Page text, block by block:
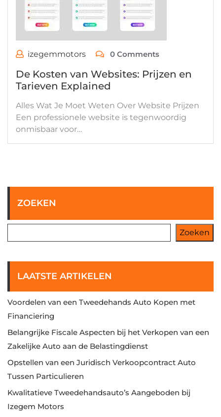
izegemmotors 0 Comments
De Kosten van Websites: Prijzen en
Tarieven Explained
Alles Wat Je Moet Weten Over Website Prijzen
Een professionele website is tegenwoordig
onmisbaar voor…
ZOEKEN
Zoeken
LAATSTE ARTIKELEN
Voordelen van een Tweedehands Auto Kopen met
Financiering
Belangrijke Fiscale Aspecten bij het Verkopen van een
Zakelijke Auto aan de Belastingdienst
Opstellen van een Juridisch Verkoopcontract Auto
Tussen Particulieren
Kwalitatieve Tweedehandsauto’s Aangeboden bij
Izegem Motors